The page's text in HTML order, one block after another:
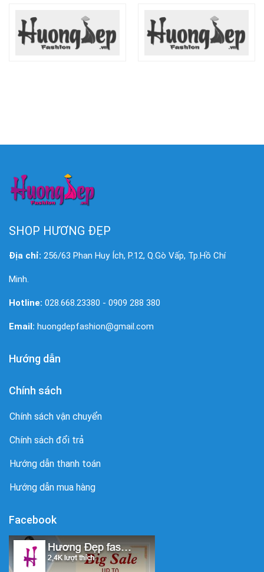
SHOP HƯƠNG ĐẸP
Địa chỉ: 256/63 Phan Huy Ích, P.12, Q.Gò Vấp, Tp.Hồ Chí
Minh.
Hotline: 028.668.23380 - 0909 288 380
Email: huongdepfashion@gmail.com
Hướng dẫn
Chính sách
Chính sách vận chuyển
Chính sách đổi trả
Hướng dẫn thanh toán
Hướng dẫn mua hàng
Facebook